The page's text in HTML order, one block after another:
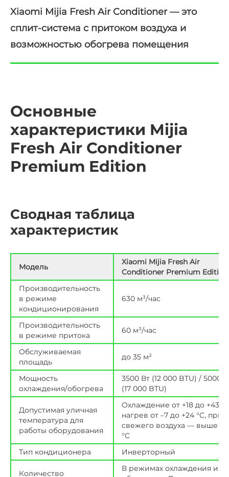
Xiaomi Mijia Fresh Air Conditioner — это
сплит-система с притоком воздуха и
возможностью обогрева помещения
Основные
характеристики Mijia
Fresh Air Conditioner
Premium Edition
Сводная таблица
характеристик
Модель
Xiaomi Mijia Fresh Air
Conditioner Premium Edition
Производительность
в режиме
кондиционирования
630 м³/час
Производительность
в режиме притока
60 м³/час
Обслуживаемая
площадь
до 35 м²
Мощность
охлаждения/обогрева
3500 Вт (12 000 BTU) / 5000
(17 000 BTU)
Допустимая уличная
температура для
работы оборудования
Охлаждение от +18 до +43
нагрев от –7 до +24 °C,
свежего воздуха — выше –7
°C
Тип кондиционера
Инверторный
Количество
В режимах охлаждения и